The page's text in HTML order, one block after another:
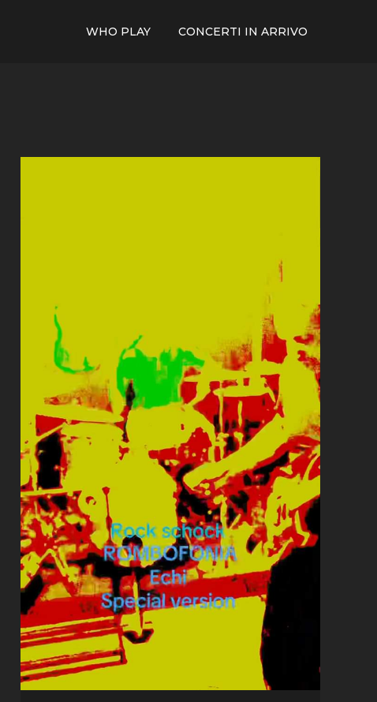
WHO PLAY CONCERTI IN ARRIVO